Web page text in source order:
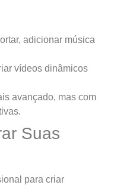
adicionar música
vídeos dinâmicos
avançado, mas com
Suas
para criar